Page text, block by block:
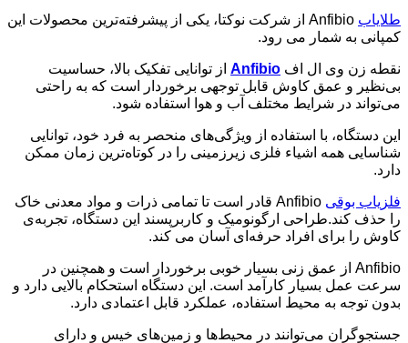
طلایاب
Anfibio از شرکت نوکتا، یکی از پیشرفته‌ترین محصولات این
کمپانی به شمار می رود.
نقطه زن وی ال اف Anfibio از توانایی تفکیک بالا، حساسیت
بی‌نظیر و عمق کاوش قابل توجهی برخوردار است که به راحتی
می‌تواند در شرایط مختلف آب و هوا استفاده شود.
این دستگاه، با استفاده از ویژگی‌های منحصر به فرد خود، توانایی
شناسایی همه اشیاء فلزی زیرزمینی را در کوتاه‌ترین زمان ممکن
دارد.
فلزیاب بوقی
Anfibio قادر است تا تمامی ذرات و مواد معدنی خاک
را حذف کند.طراحی ارگونومیک و کاربرپسند این دستگاه، تجربه‌ی
کاوش را برای افراد حرفه‌ای آسان می کند.
Anfibio از عمق زنی بسیار خوبی برخوردار است و همچنین در
سرعت عمل بسیار کارآمد است. این دستگاه استحکام بالایی دارد و
بدون توجه به محیط استفاده، عملکرد قابل اعتمادی دارد.
جستجوگران می‌توانند در محیط‌ها و زمین‌های خیس و دارای